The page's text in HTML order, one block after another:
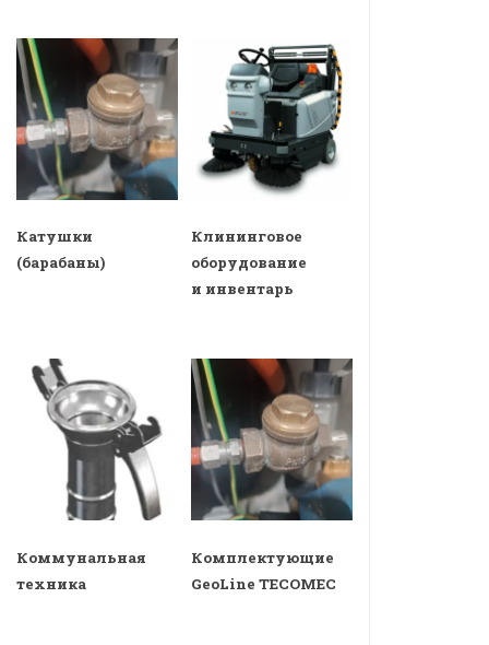
Катушки
(барабаны)
Клининговое
оборудование
и инвентарь
Коммунальная
техника
Комплектующие
GeoLine TECOMEC